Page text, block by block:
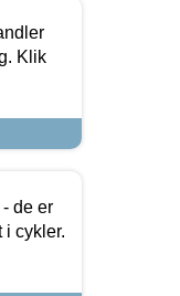
Klik
de er
i cykler.